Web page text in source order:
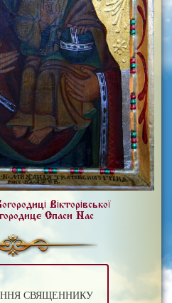
Вікторівської
Спаси Нас
СВЯЩЕННИКУ